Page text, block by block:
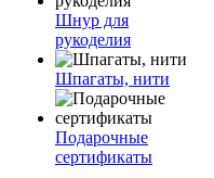
Шнур для
рукоделия
Шпагаты, нити
Подарочные
сертификаты